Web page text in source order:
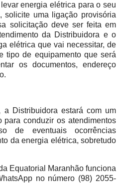
energia elétrica para o seu
solicite uma ligação provisória
solicitação deve ser feita em
da Distribuidora e o
elétrica que vai necessitar, de
tipo de equipamento que será
os documentos, endereço
a Distribuidora estará com um
para conduzir os atendimentos
de eventuais ocorrências
da energia elétrica, sobretudo
Equatorial Maranhão funciona
no número (98) 2055-